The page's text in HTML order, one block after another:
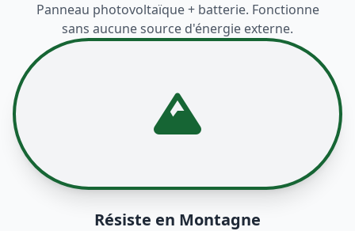
Panneau photovoltaïque + batterie. Fonctionne
sans aucune source d'énergie externe.
Résiste en Montagne